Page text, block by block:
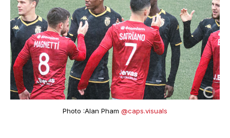
Photo :Alan Pham @caps.visuals